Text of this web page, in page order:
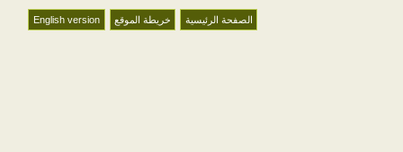
الصفحة الرئيسية خريطة الموقع English version